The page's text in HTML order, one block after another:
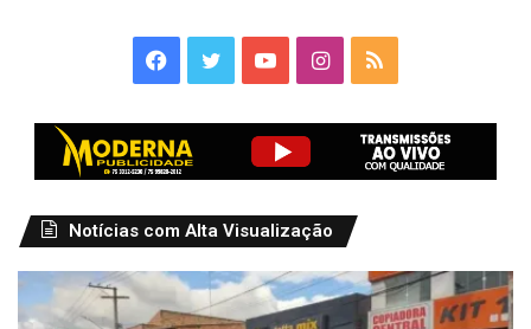
Facebook
TwitterYouTubeInstagram
RSS
Notícias com Alta Visualização